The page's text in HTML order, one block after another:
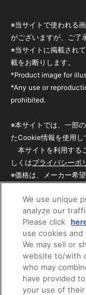
※当サイトで使われる
がございますが、ご了
※当サイトに掲載され
載をお断りします。
*Product image for
*Any use or
prohibited.
※本サイトでは、一部
たCookie情報を使用し
本サイトを利用する
しくはプライバシーポ
※価格は、メーカー希望
ざいますのでご了承く
privacypolicy
ウェブサイトご利
個人情報保護方針
We use unique
analyze our
Please click
use cookies
We may sell or
website to/with
who may
have provided
your use of